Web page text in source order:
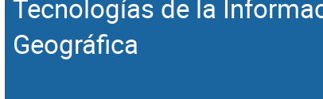
Tecnologías de la
Geográfica